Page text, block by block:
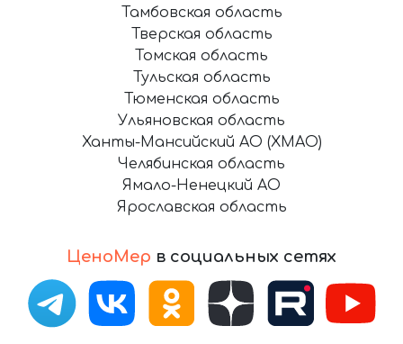
ЦеноМер в социальных сетях
Тамбовская область
Тверская область
Томская область
Тульская область
Тюменская область
Ульяновская область
Ханты-Мансийский АО (ХМАО)
Челябинская область
Ямало-Ненецкий АО
Ярославская область